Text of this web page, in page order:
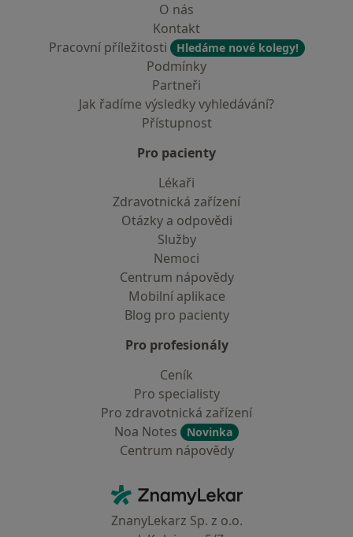
O nás
Kontakt
Pracovní příležitosti
Hledáme nové kolegy!
Podmínky
Partneři
Jak řadíme výsledky vyhledávání?
Přístupnost
Pro pacienty
Lékaři
Zdravotnická zařízení
Otázky a odpovědi
Služby
Nemoci
Centrum nápovědy
Mobilní aplikace
Blog pro pacienty
Pro profesionály
Ceník
Pro specialisty
Pro zdravotnická zařízení
Noa Notes
Novinka
Centrum nápovědy
ZnamyLekar - Hlavní stránka
ZnanyLekarz Sp. z o.o.